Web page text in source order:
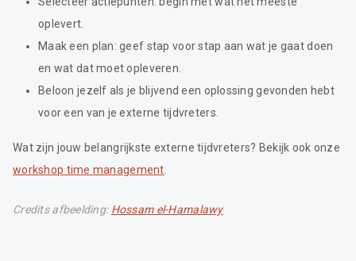
oplevert.
Maak een plan: geef stap voor stap aan wat je gaat doen
en wat dat moet opleveren.
Beloon jezelf als je blijvend een oplossing gevonden hebt
voor een van je externe tijdvreters.
Wat zijn jouw belangrijkste externe tijdvreters? Bekijk ook onze
workshop time management
Credits afbeelding: Hossam el-Hamalawy